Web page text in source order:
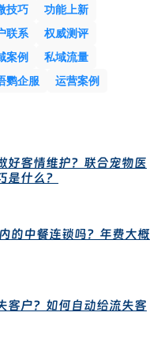
技巧
功能上新
联系
权威测评
案例
私域流量
鹦企服 运营案例
好客情维护？联合宠物医
是什么？
的中餐连锁吗？年费大概
客户？如何自动给流失客